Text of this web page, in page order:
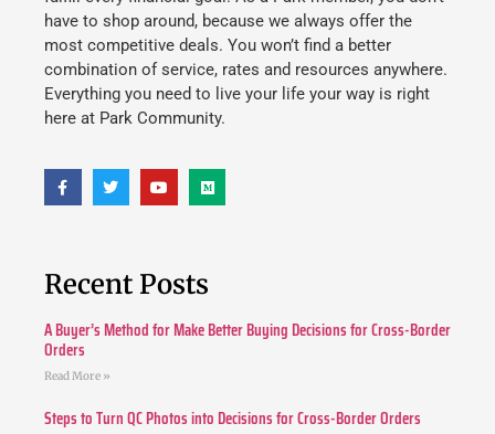
have to shop around, because we always offer the
most competitive deals. You won’t find a better
combination of service, rates and resources anywhere.
Everything you need to live your life your way is right
here at Park Community.
Recent Posts
A Buyer’s Method for Make Better Buying Decisions for Cross-Border
Orders
Read More »
Steps to Turn QC Photos into Decisions for Cross-Border Orders